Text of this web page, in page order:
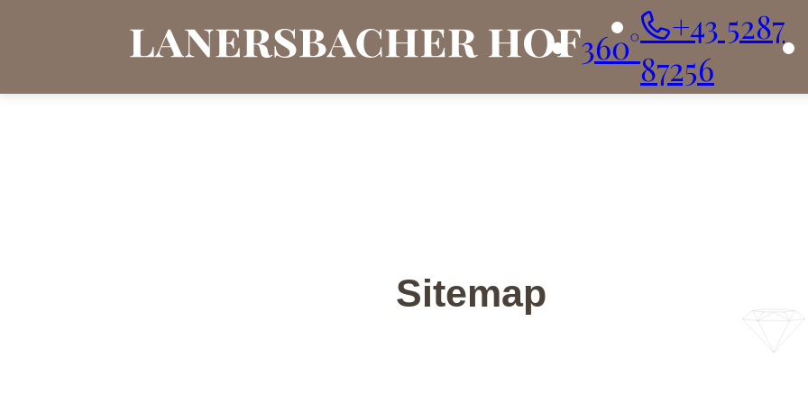
360°
+43 5287
87256
Sitemap